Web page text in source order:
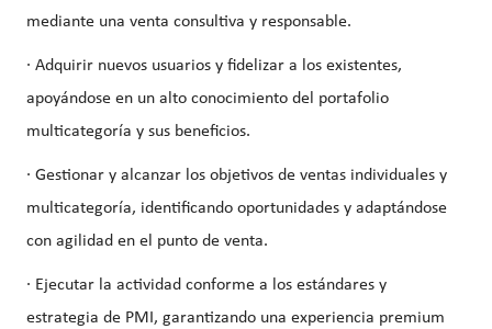
mediante una venta consultiva y responsable.
· Adquirir nuevos usuarios y fidelizar a los existentes,
apoyándose en un alto conocimiento del portafolio
multicategoría y sus beneficios.
· Gestionar y alcanzar los objetivos de ventas individuales y
multicategoría, identificando oportunidades y adaptándose
con agilidad en el punto de venta.
· Ejecutar la actividad conforme a los estándares y
estrategia de PMI, garantizando una experiencia premium